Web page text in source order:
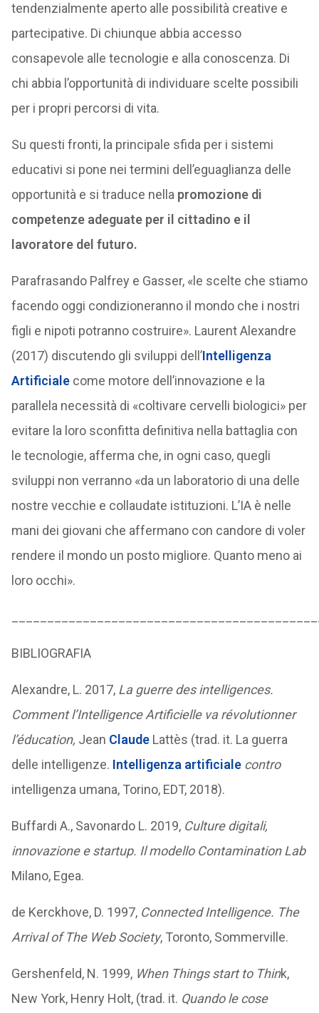
tendenzialmente aperto alle possibilità creative e
partecipative. Di chiunque abbia accesso
consapevole alle tecnologie e alla conoscenza. Di
chi abbia l’opportunità di individuare scelte possibili
per i propri percorsi di vita.
Su questi fronti, la principale sfida per i sistemi
educativi si pone nei termini dell’eguaglianza delle
opportunità e si traduce nella promozione di
competenze adeguate per il cittadino e il
lavoratore del futuro.
Parafrasando Palfrey e Gasser, «le scelte che stiamo
facendo oggi condizioneranno il mondo che i nostri
figli e nipoti potranno costruire». Laurent Alexandre
(2017) discutendo gli sviluppi dell’Intelligenza
Artificialecome motore dell’innovazione e la
parallela necessità di «coltivare cervelli biologici» per
evitare la loro sconfitta definitiva nella battaglia con
le tecnologie, afferma che, in ogni caso, quegli
sviluppi non verranno «da un laboratorio di una delle
nostre vecchie e collaudate istituzioni. L’IA è nelle
mani dei giovani che affermano con candore di voler
rendere il mondo un posto migliore. Quanto meno ai
loro occhi».
BIBLIOGRAFIA
Alexandre, L. 2017, La guerre des intelligences.
Comment l’Intelligence Artificielle va révolutionner
l’éducation, Jean ClaudeLattès (trad. it. La guerra
delle intelligenze. Intelligenza artificiale contro
intelligenza umana, Torino, EDT, 2018).
Buffardi A., Savonardo L. 2019, Culture digitali,
innovazione e startup. Il modello Contamination Lab
Milano, Egea.
de Kerckhove, D. 1997, Connected Intelligence. The
Arrival of The Web Society, Toronto, Sommerville.
Gershenfeld, N. 1999, When Things start to Think,
New York, Henry Holt, (trad. it. Quando le cose